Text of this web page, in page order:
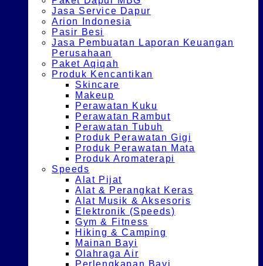
Jasa Service Dapur
Arion Indonesia
Pasir Besi
Jasa Pembuatan Laporan Keuangan
Perusahaan
Paket Aqiqah
Produk Kencantikan
Skincare
Makeup
Perawatan Kuku
Perawatan Rambut
Perawatan Tubuh
Produk Perawatan Gigi
Produk Perawatan Mata
Produk Aromaterapi
Speeds
Alat Pijat
Alat & Perangkat Keras
Alat Musik & Aksesoris
Elektronik (Speeds)
Gym & Fitness
Hiking & Camping
Mainan Bayi
Olahraga Air
Perlengkapan Bayi